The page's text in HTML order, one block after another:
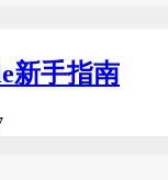
新手指南